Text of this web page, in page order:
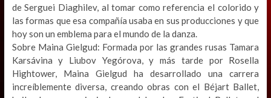
de Serguei Diaghilev, al tomar como referencia el colorido y
las formas que esa compañía usaba en sus producciones y que
hoy son un emblema para el mundo de la danza.
Sobre Maina Gielgud: Formada por las grandes rusas Tamara
Karsávina y Liubov Yegórova, y más tarde por Rosella
Hightower, Maina Gielgud ha desarrollado una carrera
increíblemente diversa, creando obras con el Béjart Ballet,